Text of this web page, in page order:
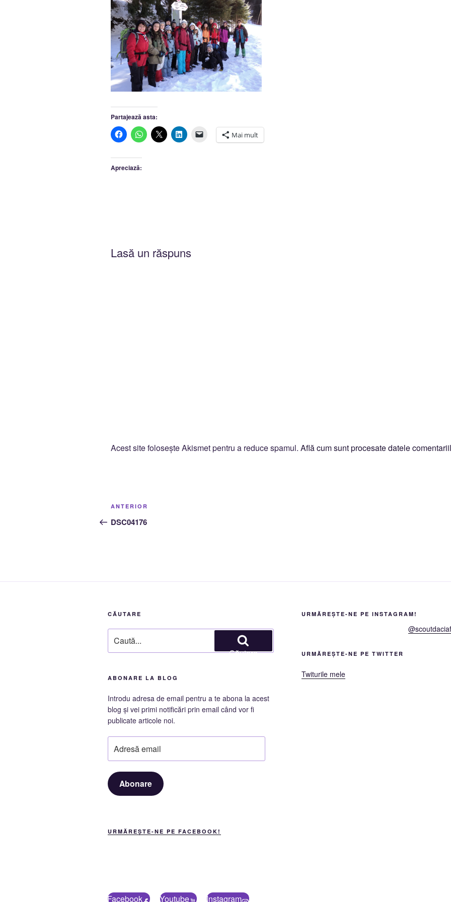
Partajează asta:
Mai mult
Apreciază:
Lasă un răspuns
Acest site folosește Akismet pentru a reduce spamul. Află cum sunt procesate datele
Navigare
în
Articolul
anterior
ANTERIOR
DSC04176
CĂUTARE
după:
Căutare
ABONARE LA BLOG
Introdu adresa de email pentru a te abona la acest
blog și vei primi notificări prin email când vor fi
publicate articole noi.
email
Abonare
URMĂREȘTE-NE PE FACEBOOK!
URMĂREȘTE-NE PE INSTAGRAM!
URMĂREȘTE-NE PE TWITTER
Twiturile mele
Facebook Youtube Instagram